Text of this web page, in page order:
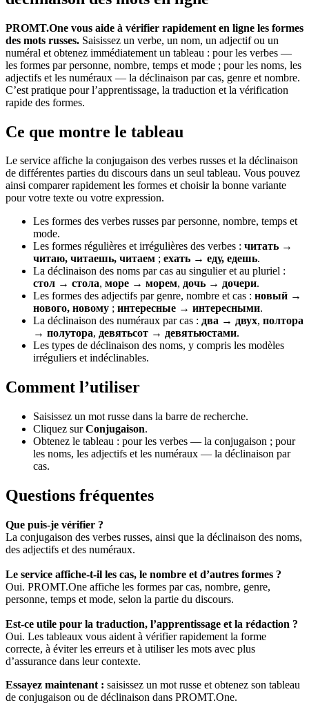
PROMT.One vous aide à vérifier rapidement en ligne les formes
des mots russes. Saisissez un verbe, un nom, un adjectif ou un
numéral et obtenez immédiatement un tableau : pour les verbes —
les formes par personne, nombre, temps et mode ; pour les noms, les
adjectifs et les numéraux — la déclinaison par cas, genre et nombre.
C’est pratique pour l’apprentissage, la traduction et la vérification
rapide des formes.
Ce que montre le tableau
Le service affiche la conjugaison des verbes russes et la déclinaison
de différentes parties du discours dans un seul tableau. Vous pouvez
ainsi comparer rapidement les formes et choisir la bonne variante
pour votre texte ou votre expression.
Les formes des verbes russes par personne, nombre, temps et
mode.
Les formes régulières et irrégulières des verbes : читать →
читаю, читаешь, читаем ; ехать → еду, едешь.
La déclinaison des noms par cas au singulier et au pluriel :
стол → стола, море → морем, дочь → дочери.
Les formes des adjectifs par genre, nombre et cas : новый →
нового, новому ; интересные → интересными.
La déclinaison des numéraux par cas : два → двух, полтора
→ полутора, девятьсот → девятьюстами.
Les types de déclinaison des noms, y compris les modèles
irréguliers et indéclinables.
Comment l’utiliser
Saisissez un mot russe dans la barre de recherche.
Cliquez surConjugaison.
Obtenez le tableau : pour les verbes — la conjugaison ; pour
les noms, les adjectifs et les numéraux — la déclinaison par
cas.
Questions fréquentes
Que puis-je vérifier ?
La conjugaison des verbes russes, ainsi que la déclinaison des noms,
des adjectifs et des numéraux.
Le service affiche-t-il les cas, le nombre et d’autres formes ?
Oui. PROMT.One affiche les formes par cas, nombre, genre,
personne, temps et mode, selon la partie du discours.
Est-ce utile pour la traduction, l’apprentissage et la rédaction ?
Oui. Les tableaux vous aident à vérifier rapidement la forme
correcte, à éviter les erreurs et à utiliser les mots avec plus
d’assurance dans leur contexte.
Essayez maintenant : saisissez un mot russe et obtenez son tableau
de conjugaison ou de déclinaison dans PROMT.One.